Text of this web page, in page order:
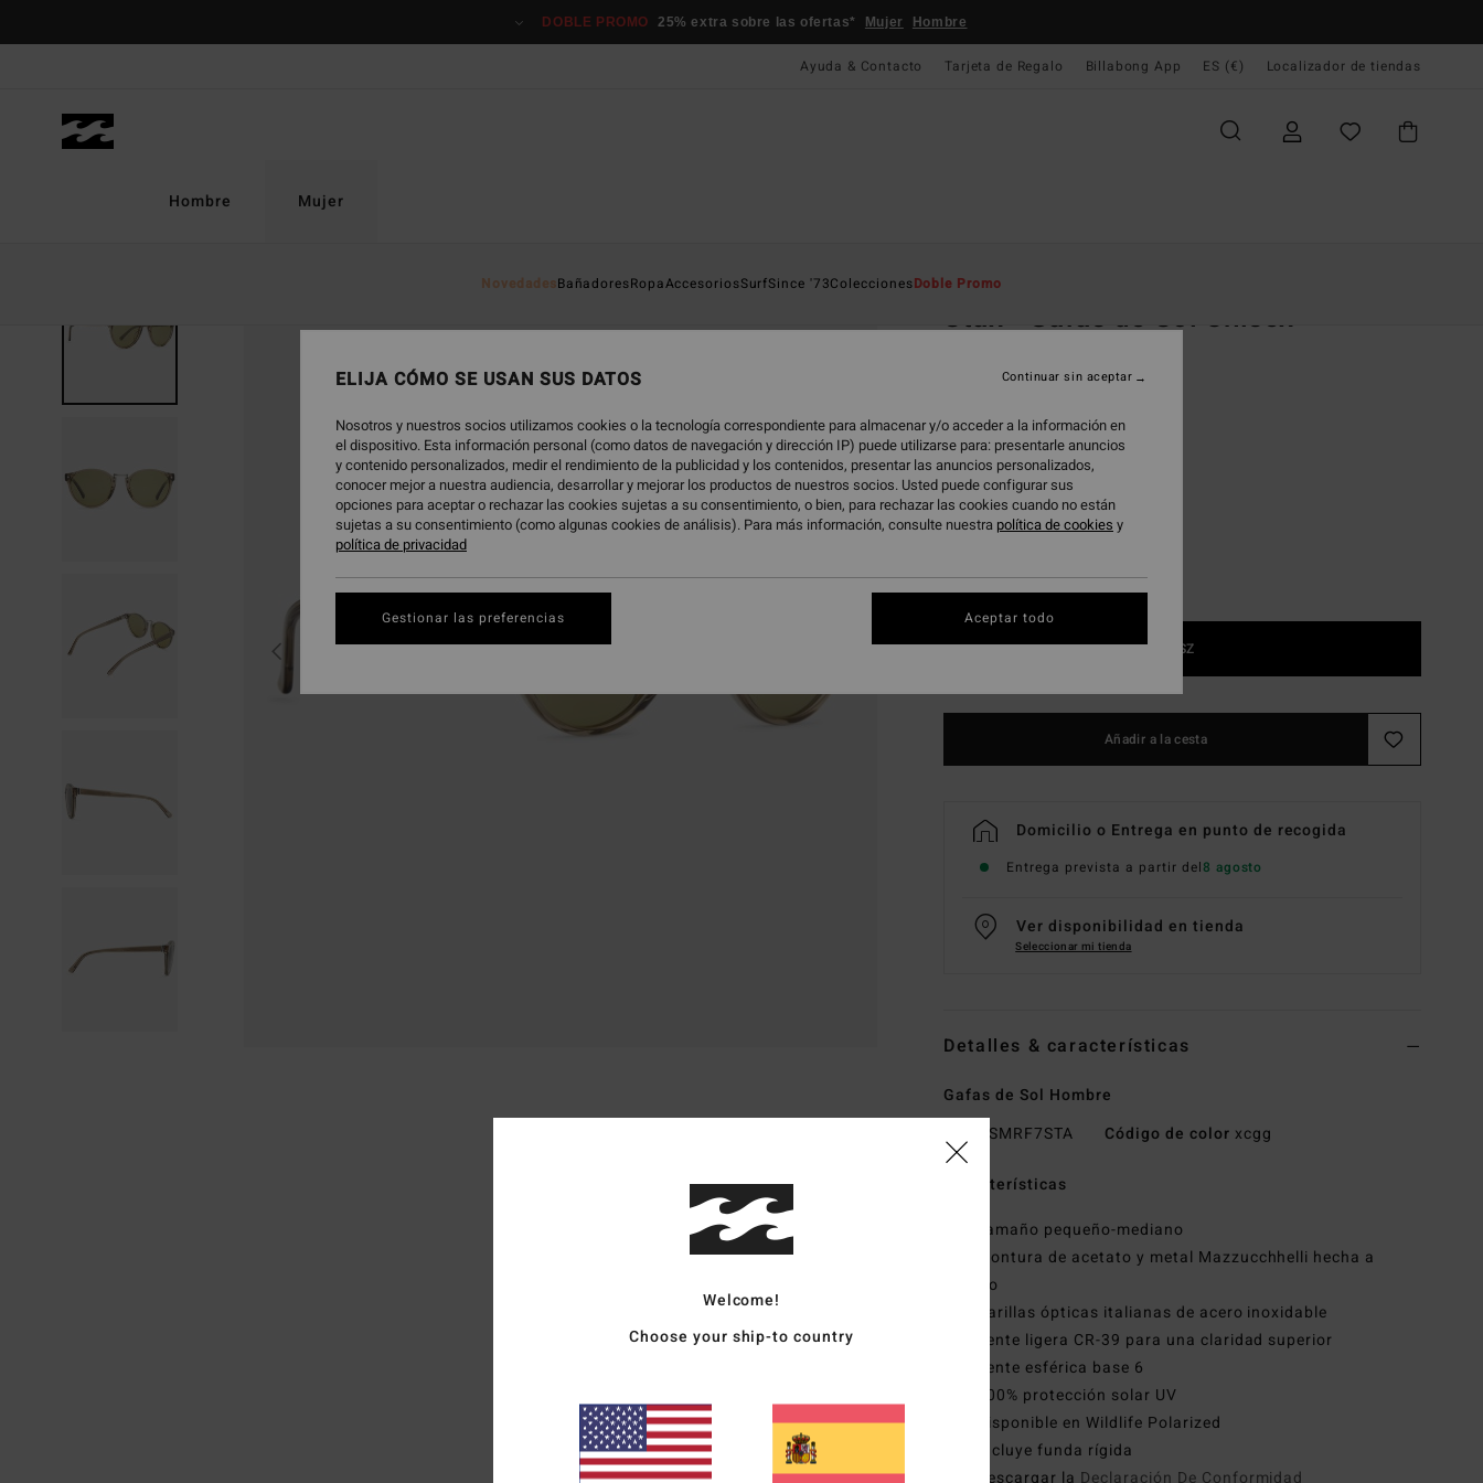
producto
DOBLE PROMO 25% extra sobre las ofertas* Mujer Hombre
Ayuda & Contacto Tarjeta de Regalo Billabong App ES (€) Localizador de tiendas
Hombre Mujer
NovedadesBañadoresRopaAccesoriosSurfSince '73ColeccionesDoble Promo
Stax - Gafas de Sol Unisex
ColorOyster/light Green
1SZ
Añadir a la cesta
Domicilio o Entrega en punto de recogida
Entrega prevista a partir del8 agosto
Ver disponibilidad en tienda
Seleccionar mi tienda
Detalles & características
Gafas de Sol Hombre
SMRF7STA Código de color xcgg
Características
Tamaño pequeño-mediano
Montura de acetato y metal Mazzucchhelli hecha a
mano
Varillas ópticas italianas de acero inoxidable
Lente ligera CR-39 para una claridad superior
Lente esférica base 6
100% protección solar UV
Disponible en Wildlife Polarized
Incluye funda rígida
Welcome!
Choose your ship-to country
ELIJA CÓMO SE USAN SUS DATOS
Nosotros y nuestros socios utilizamos cookies o la tecnología correspondiente para almacenar y/o acceder a la información en
el dispositivo. Esta información personal (como datos de navegación y dirección IP) puede utilizarse para: presentarle anuncios
y contenido personalizados, medir el rendimiento de la publicidad y los contenidos, presentar las anuncios personalizados,
conocer mejor a nuestra audiencia, desarrollar y mejorar los productos de nuestros socios. Usted puede configurar sus
opciones para aceptar o rechazar las cookies sujetas a su consentimiento, o bien, para rechazar las cookies cuando no están
sujetas a su consentimiento (como algunas cookies de análisis). Para más información, consulte nuestra política de cookies y
política de privacidad
Gestionar las preferencias
Continuar sin aceptar
Aceptar todo